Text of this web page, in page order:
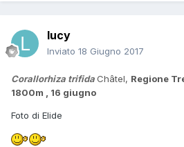
lucy
Inviato 18 Giugno 2017
Corallorhiza trifidaChâtel, Regione
1800m , 16 giugno
Foto di Elide